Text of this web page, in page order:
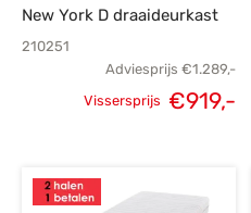
New York D draaideurkast
210251
Adviesprijs €1.289,-
€1.289,-.
Vissersprijs €919,-